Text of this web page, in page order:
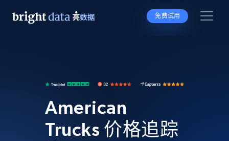
免费试用
American
Trucks 价格追踪